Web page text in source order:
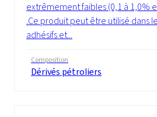
extrêmement faibles (0,1 à 1,0%
.Ce produit peut être utilisé dans
adhésifs et...
Composition
Dérivés pétroliers